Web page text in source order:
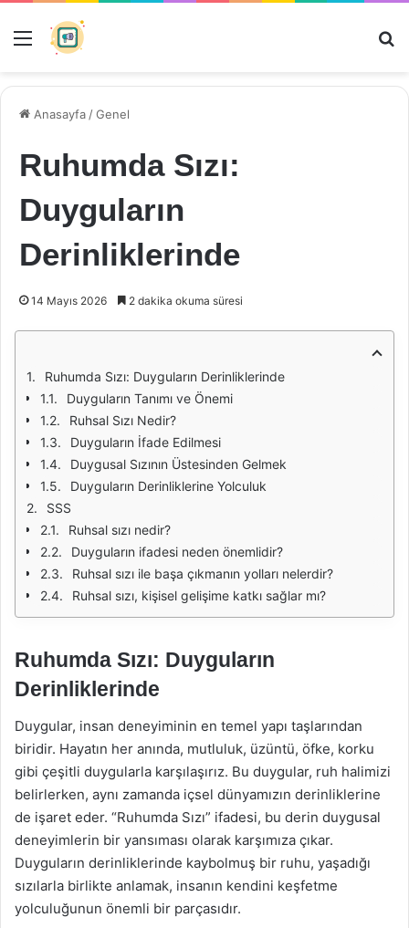
Menü
Anasayfa /Genel
Ruhumda Sızı:
Duyguların
Derinliklerinde
14 Mayıs 2026 2 dakika okuma süresi
Ruhumda Sızı: Duyguların Derinliklerinde
Duyguların Tanımı ve Önemi
Ruhsal Sızı Nedir?
Duyguların İfade Edilmesi
Duygusal Sızının Üstesinden Gelmek
Duyguların Derinliklerine Yolculuk
SSS
Ruhsal sızı nedir?
Duyguların ifadesi neden önemlidir?
Ruhsal sızı ile başa çıkmanın yolları nelerdir?
Ruhsal sızı, kişisel gelişime katkı sağlar mı?
Ruhumda Sızı: Duyguların
Derinliklerinde
Duygular, insan deneyiminin en temel yapı taşlarından
biridir. Hayatın her anında, mutluluk, üzüntü, öfke, korku
gibi çeşitli duygularla karşılaşırız. Bu duygular, ruh halimizi
belirlerken, aynı zamanda içsel dünyamızın derinliklerine
de işaret eder. “Ruhumda Sızı” ifadesi, bu derin duygusal
deneyimlerin bir yansıması olarak karşımıza çıkar.
Duyguların derinliklerinde kaybolmuş bir ruhu, yaşadığı
sızılarla birlikte anlamak, insanın kendini keşfetme
yolculuğunun önemli bir parçasıdır.